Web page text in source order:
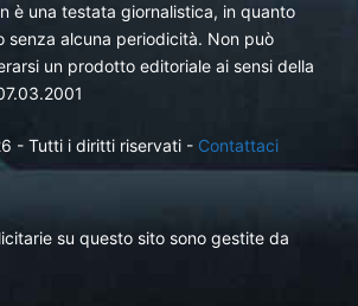
è una testata giornalistica, in quanto
senza alcuna periodicità. Non può
un prodotto editoriale ai sensi della
- Tutti i diritti riservati - Contattaci
su questo sito sono gestite da